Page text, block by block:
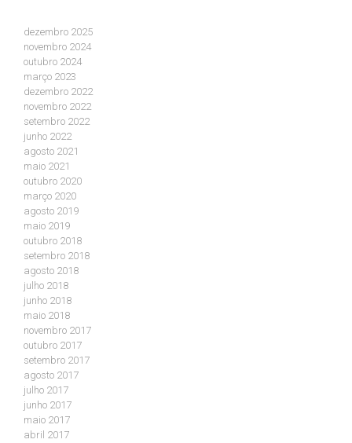
dezembro 2025
novembro 2024
outubro 2024
março 2023
dezembro 2022
novembro 2022
setembro 2022
junho 2022
agosto 2021
maio 2021
outubro 2020
março 2020
agosto 2019
maio 2019
outubro 2018
setembro 2018
agosto 2018
julho 2018
junho 2018
maio 2018
novembro 2017
outubro 2017
setembro 2017
agosto 2017
julho 2017
junho 2017
maio 2017
abril 2017